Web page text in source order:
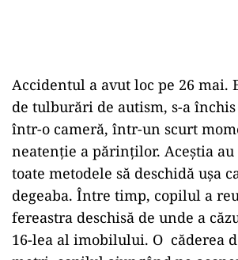
Accidentul a avut loc pe 26 mai.
de tulburări de autism, s-a
într-o cameră, într-un scurt
neatenție a părinților. Aceștia
toate metodele să deschidă ușa
degeaba. Între timp, copilul a
fereastra deschisă de unde a
16-lea al imobilului. O căderea